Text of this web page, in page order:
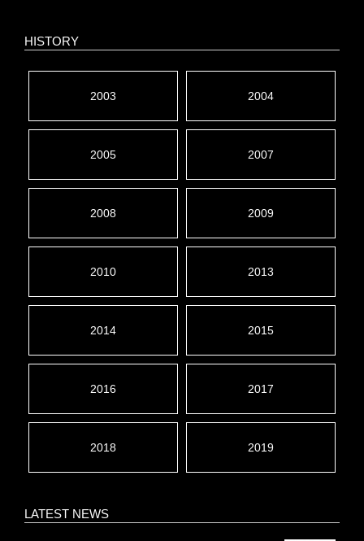
HISTORY
2003 2004
2005 2007
2008 2009
2010 2013
2014 2015
2016 2017
2018 2019
LATEST NEWS